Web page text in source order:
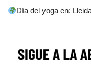
Día del yoga en: